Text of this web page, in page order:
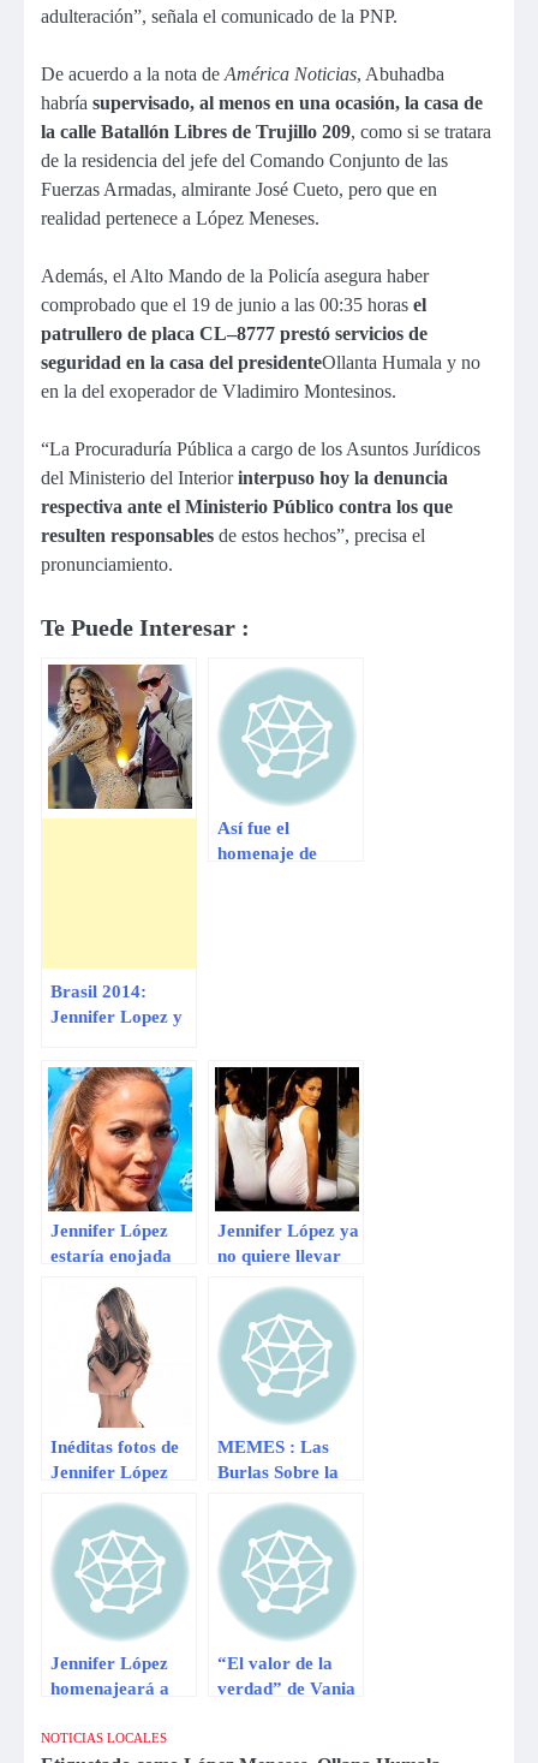
adulteración”, señala el comunicado de la PNP.
De acuerdo a la nota de América Noticias, Abuhadba
habría supervisado, al menos en una ocasión, la casa de
la calle Batallón Libres de Trujillo 209, como si se tratara
de la residencia del jefe del Comando Conjunto de las
Fuerzas Armadas, almirante José Cueto, pero que en
realidad pertenece a López Meneses.
Además, el Alto Mando de la Policía asegura haber
comprobado que el 19 de junio a las 00:35 horas el
patrullero de placa CL–8777 prestó servicios de
seguridad en la casa del presidenteOllanta Humala y no
en la del exoperador de Vladimiro Montesinos.
“La Procuraduría Pública a cargo de los Asuntos Jurídicos
del Ministerio del Interiorinterpuso hoy la denuncia
respectiva ante el Ministerio Público contra los que
resulten responsables de estos hechos”, precisa el
pronunciamiento.
Te Puede Interesar :
Brasil 2014:
Jennifer Lopez y
interpretarán
canción del
Mundial
Así fue el
homenaje de
Jennifer López
estaría enojada
su foto sin editar
Jennifer López ya
no quiere llevar
Anthony
Inéditas fotos de
Jennifer López
social – FOTOS
MEMES : Las
Burlas Sobre la
Universitario
(Parte 2)
Jennifer López
homenajeará a
“El valor de la
verdad” de Vania
NOTICIAS LOCALES